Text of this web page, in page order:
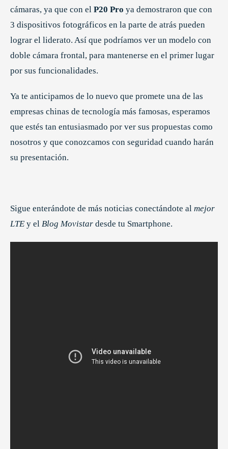
cámaras, ya que con el P20 Pro ya demostraron que con
3 dispositivos fotográficos en la parte de atrás pueden
lograr el liderato. Así que podríamos ver un modelo con
doble cámara frontal, para mantenerse en el primer lugar
por sus funcionalidades.
Ya te anticipamos de lo nuevo que promete una de las
empresas chinas de tecnología más famosas, esperamos
que estés tan entusiasmado por ver sus propuestas como
nosotros y que conozcamos con seguridad cuando harán
su presentación.
Sigue enterándote de más noticias conectándote al mejor
LTE y el Blog Movistar desde tu Smartphone.